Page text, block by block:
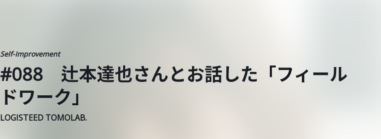
Self-Improvement
#088 辻本達也さんとお話した「フィール
ドワーク」
LOGISTEED TOMOLAB.